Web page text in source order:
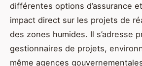
différentes options d’assurance
impact direct sur les projets de
des zones humides. Il s’adresse
gestionnaires de projets,
même agences